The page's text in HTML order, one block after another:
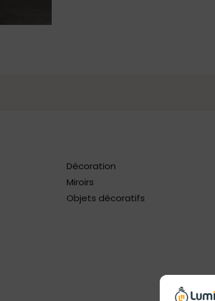
Décoration
Miroirs
Objets décoratifs